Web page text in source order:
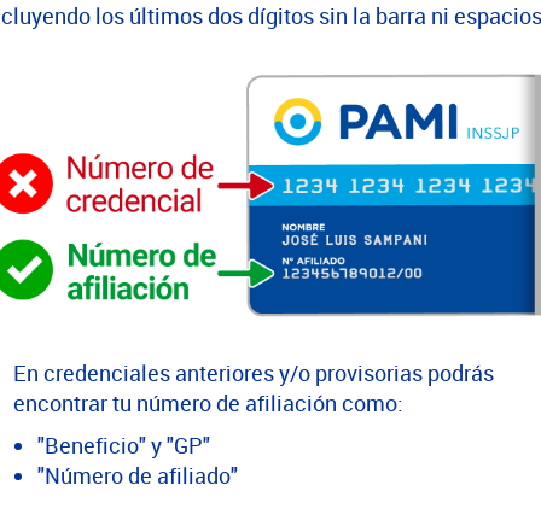
los últimos dos dígitos sin la barra ni
En credenciales anteriores y/o provisorias podrás
encontrar tu número de afiliación como:
"Beneficio" y "GP"
"Número de afiliado"